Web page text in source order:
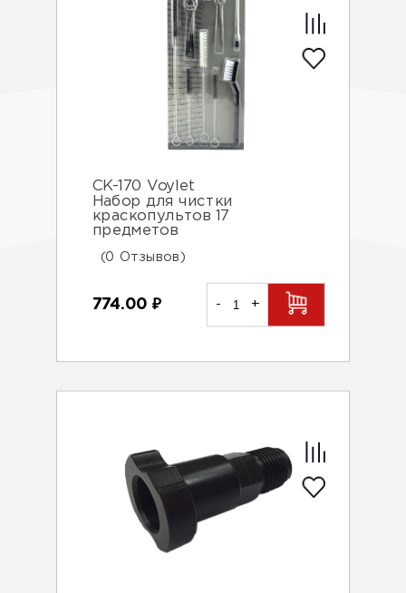
CK-170 Voylet
Набор для чистки
краскопультов 17
предметов
(0 Отзывов)
774.00 ₽ - +